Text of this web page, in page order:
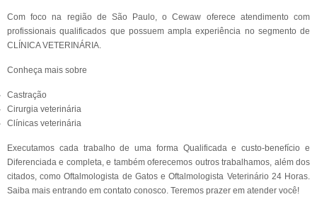
Com foco na região de São Paulo, o Cewaw oferece atendimento com
profissionais qualificados que possuem ampla experiência no segmento de
CLÍNICA VETERINÁRIA.
Conheça mais sobre
Castração
Cirurgia veterinária
Clínicas veterinária
Executamos cada trabalho de uma forma Qualificada e custo-benefício e
Diferenciada e completa, e também oferecemos outros trabalhamos, além dos
citados, como Oftalmologista de Gatos e Oftalmologista Veterinário 24 Horas.
Saiba mais entrando em contato conosco. Teremos prazer em atender você!